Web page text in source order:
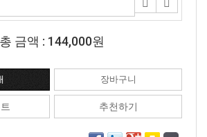
총 금액 : 144,000원
추천하기